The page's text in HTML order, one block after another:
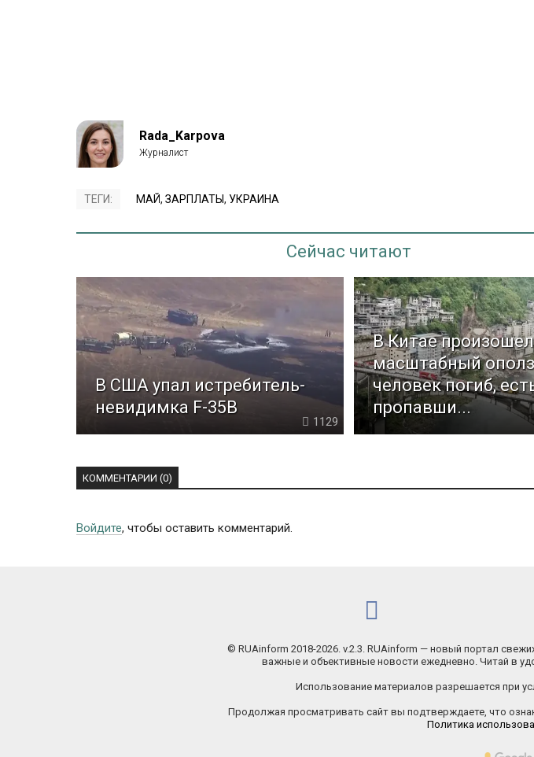
Rada_Karpova
ТЕГИ: МАЙ, ЗАРПЛАТЫ, УКРАИНА
Сейчас читают
В США упал истребитель-
невидимка F-35B
1129
В Китае произошел
масштабный
человек погиб,
пропавши...
КОММЕНТАРИИ (0)
Войдите, чтобы оставить комментарий.
© RUAinform 2018-2026. v.2.3. RUAinform — новый портал
важные и объективные новости ежедневно. Читай в
Использование материалов разрешается при
Продолжая просматривать сайт вы подтверждаете, что
Политика